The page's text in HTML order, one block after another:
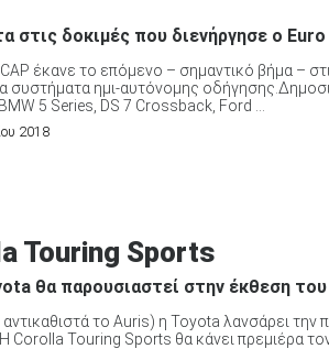
στις δοκιμές που διενήργησε ο Euro
έκανε το επόμενο – σημαντικό βήμα –
συστήματα ημι-αυτόνομης
5 Series, DS 7 Crossback, Ford ...
2018
Touring Sports
θα παρουσιαστεί στην έκθεση του
το Auris) η Toyota λανσάρει την
Corolla Touring Sports θα κάνει πρεμιέρα